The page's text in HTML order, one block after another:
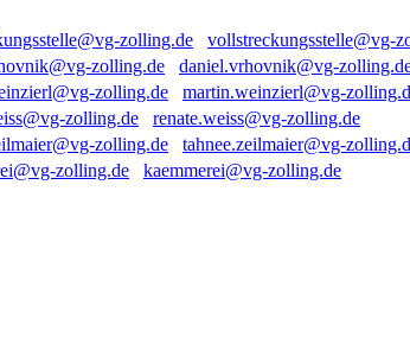
vollstreckungsstelle@vg-
daniel.vrhovnik@vg-
martin.weinzierl@vg-
renate.weiss@vg-zolling.de
tahnee.zeilmaier@vg-
kaemmerei@vg-zolling.de